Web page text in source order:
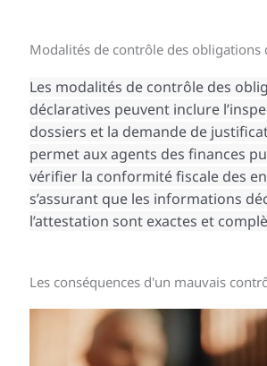
Modalités de contrôle des obligations
Les modalités de contrôle des
déclaratives peuvent inclure
dossiers et la demande de
permet aux agents des finances
vérifier la conformité fiscale des
s’assurant que les informations
l’attestation sont exactes et
Les conséquences d'un mauvais